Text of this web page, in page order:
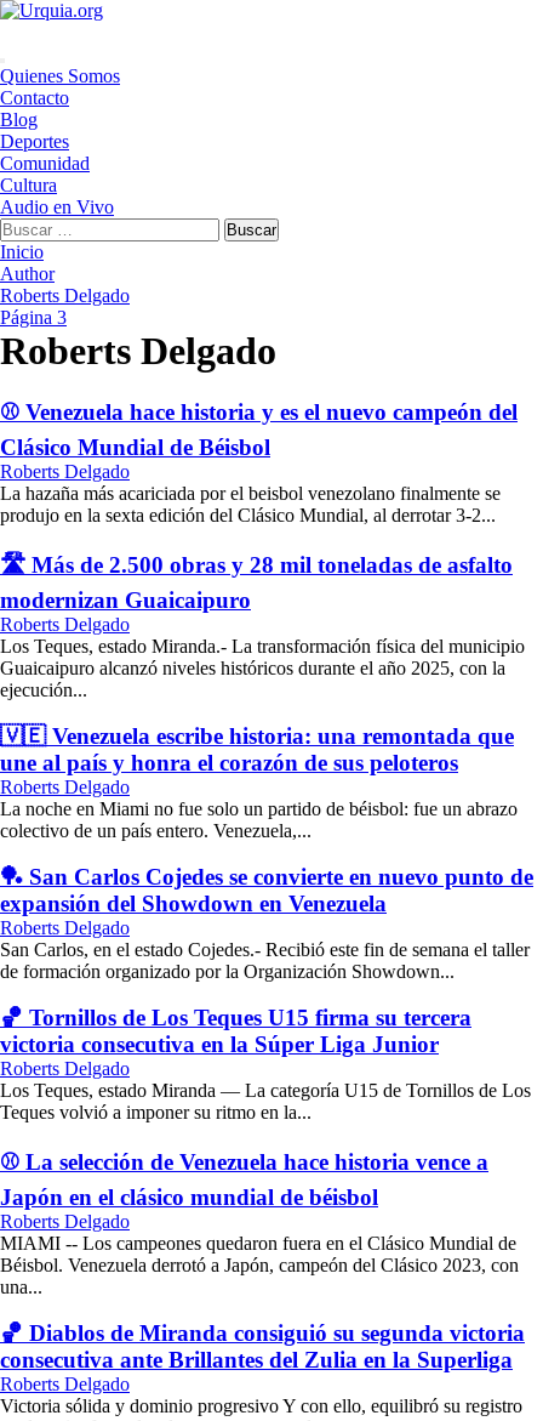
Saltar
Menú
principal
Quienes Somos
Contacto
Blog
Deportes
Comunidad
Cultura
Audio en Vivo
Buscar:
Inicio
Author
Roberts Delgado
Página 3
Roberts Delgado
⚾ Venezuela hace historia y es el nuevo campeón del
Clásico Mundial de Béisbol
Roberts Delgado
La hazaña más acariciada por el beisbol venezolano finalmente se
produjo en la sexta edición del Clásico Mundial, al derrotar 3-2...
🛣️ Más de 2.500 obras y 28 mil toneladas de asfalto
modernizan Guaicaipuro
Roberts Delgado
Los Teques, estado Miranda.- La transformación física del municipio
Guaicaipuro alcanzó niveles históricos durante el año 2025, con la
ejecución...
🇻🇪 Venezuela escribe historia: una remontada que
une al país y honra el corazón de sus peloteros
Roberts Delgado
La noche en Miami no fue solo un partido de béisbol: fue un abrazo
colectivo de un país entero. Venezuela,...
🏓 San Carlos Cojedes se convierte en nuevo punto de
expansión del Showdown en Venezuela
Roberts Delgado
San Carlos, en el estado Cojedes.- Recibió este fin de semana el taller
de formación organizado por la Organización Showdown...
🏀 Tornillos de Los Teques U15 firma su tercera
victoria consecutiva en la Súper Liga Junior
Roberts Delgado
Los Teques, estado Miranda — La categoría U15 de Tornillos de Los
Teques volvió a imponer su ritmo en la...
⚾ La selección de Venezuela hace historia vence a
Japón en el clásico mundial de béisbol
Roberts Delgado
MIAMI -- Los campeones quedaron fuera en el Clásico Mundial de
Béisbol. Venezuela derrotó a Japón, campeón del Clásico 2023, con
una...
🏀 Diablos de Miranda consiguió su segunda victoria
consecutiva ante Brillantes del Zulia en la Superliga
Roberts Delgado
Victoria sólida y dominio progresivo Y con ello, equilibró su registro